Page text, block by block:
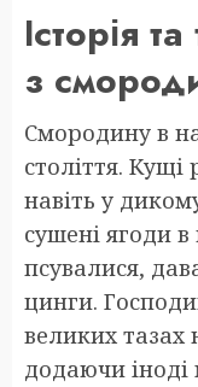
Історія
з
Смородину в
століття. Кущі
навіть у
сушені ягоди
псувалися,
цинги.
великих тазах
додаючи іноді